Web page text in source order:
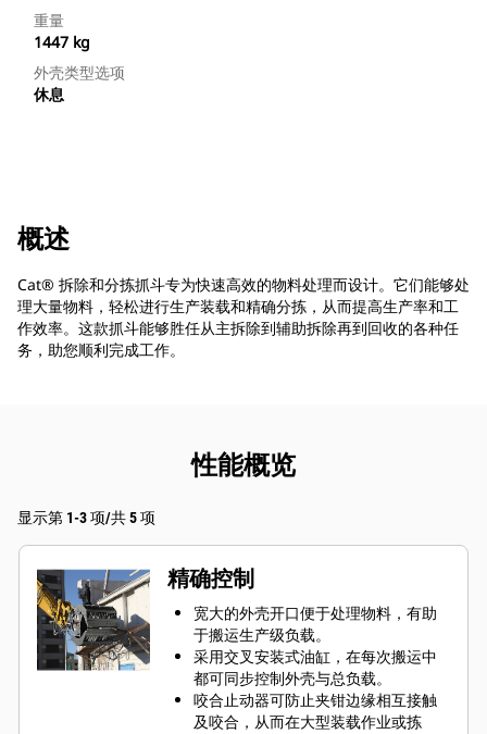
重量
1447 kg
外壳类型选项
休息
概述
Cat® 拆除和分拣抓斗专为快速高效的物料处理而设计。它们能够处
理大量物料，轻松进行生产装载和精确分拣，从而提高生产率和工
作效率。这款抓斗能够胜任从主拆除到辅助拆除再到回收的各种任
务，助您顺利完成工作。
性能概览
显示第 1-3 项/共 5 项
精确控制
宽大的外壳开口便于处理物料，有助
于搬运生产级负载。
采用交叉安装式油缸，在每次搬运中
都可同步控制外壳与总负载。
咬合止动器可防止夹钳边缘相互接触
及咬合，从而在大型装载作业或拣